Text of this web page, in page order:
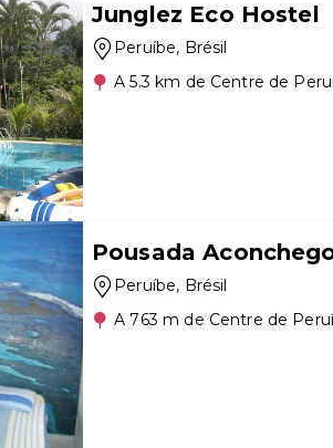
Junglez Eco Hostel
Peruíbe, Brésil
A 5.3 km de Centre de
Pousada
Peruíbe, Brésil
A 763 m de Centre de